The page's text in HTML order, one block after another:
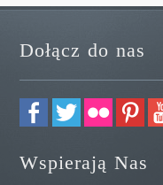
Dołącz do nas
Wspierają Nas